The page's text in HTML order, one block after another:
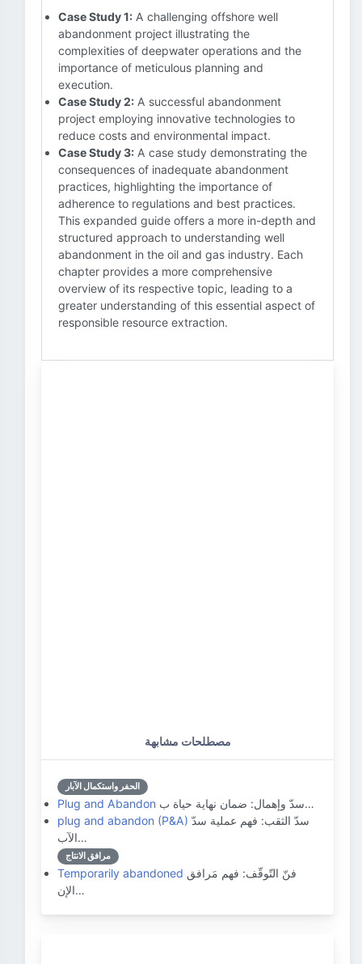
Case Study 1: A challenging offshore well
abandonment project illustrating the
complexities of deepwater operations and the
importance of meticulous planning and
execution.
Case Study 2: A successful abandonment
project employing innovative technologies to
reduce costs and environmental impact.
Case Study 3: A case study demonstrating the
consequences of inadequate abandonment
practices, highlighting the importance of
adherence to regulations and best practices.
This expanded guide offers a more in-depth and
structured approach to understanding well
abandonment in the oil and gas industry. Each
chapter provides a more comprehensive
overview of its respective topic, leading to a
greater understanding of this essential aspect of
responsible resource extraction.
مصطلحات مشابهة
الحفر واستكمال الآبار
Plug and Abandon
سدّ وإهمال: ضمان نهاية حياة ب…
plug and abandon (P&A)
الآب…
مرافق الانتاج
Temporarily abandoned
الإن…